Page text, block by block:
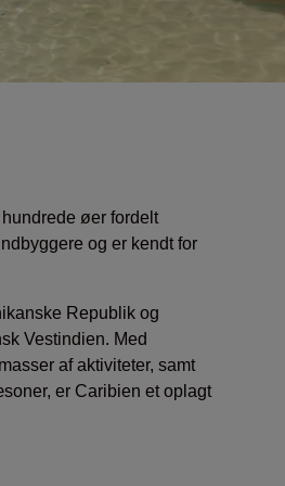
øer fordelt
og er kendt for
Republik og
Vestindien. Med
af aktiviteter, samt
er Caribien et oplagt